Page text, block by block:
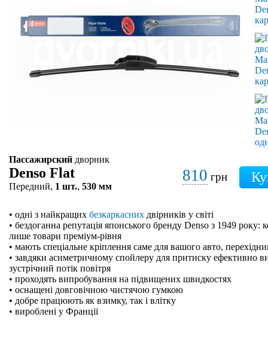
Пассажирский дворник
Denso Flat
Передний, 1 шт., 530 мм
810 грн
• одні з найкращих безкаркасних двірників у світі
• бездоганна репутація японського бренду Denso з 1949 року:
лише товари преміум-рівня
• мають спеціальне кріплення саме для вашого авто,
• завдяки асиметричному спойлеру для притиску ефективно
зустрічний потік повітря
• проходять випробування на підвищених швидкостях
• оснащені довговічною чистячою гумкою
• добре працюють як взимку, так і влітку
• вироблені у Франції